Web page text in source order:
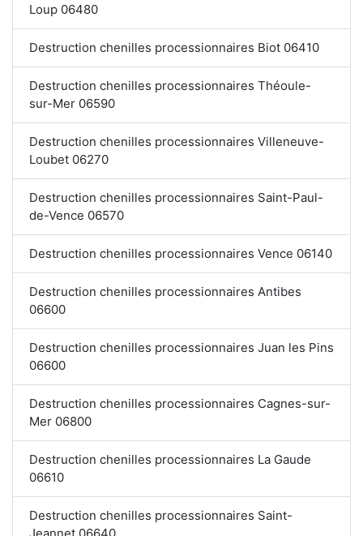
Loup 06480
Destruction chenilles processionnaires Biot 06410
Destruction chenilles processionnaires Théoule-
sur-Mer 06590
Destruction chenilles processionnaires Villeneuve-
Loubet 06270
Destruction chenilles processionnaires Saint-Paul-
de-Vence 06570
Destruction chenilles processionnaires Vence 06140
Destruction chenilles processionnaires Antibes
06600
Destruction chenilles processionnaires Juan les Pins
06600
Destruction chenilles processionnaires Cagnes-sur-
Mer 06800
Destruction chenilles processionnaires La Gaude
06610
Destruction chenilles processionnaires Saint-
Jeannet 06640